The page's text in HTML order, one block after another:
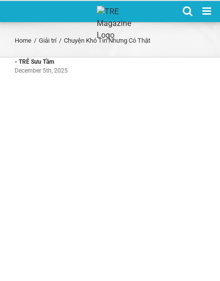
Home / Giải trí / Chuyện Khó Tin Nhưng Có Thật
- TRẺ Sưu Tầm
December 5th, 2025